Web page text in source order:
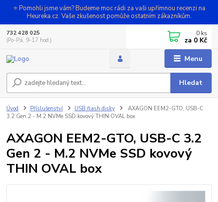
⭐ Pomohli jsme vám? Budeme moc rádi za vaši upřímnou recenzi na
Heureka.cz. Vaše zkušenost pomůže ostatním zákazníkům.
Menu
Hledat
732 428 025
(Po-Pá, 9-17 hod.)
0 ks
za 0 Kč
Úvod Příslušenství USB flash disky
AXAGON EEM2-GTO, USB-C
3.2 Gen 2 - M.2 NVMe SSD kovový THIN OVAL box
AXAGON EEM2-GTO, USB-C 3.2
Gen 2 - M.2 NVMe SSD kovový
THIN OVAL box